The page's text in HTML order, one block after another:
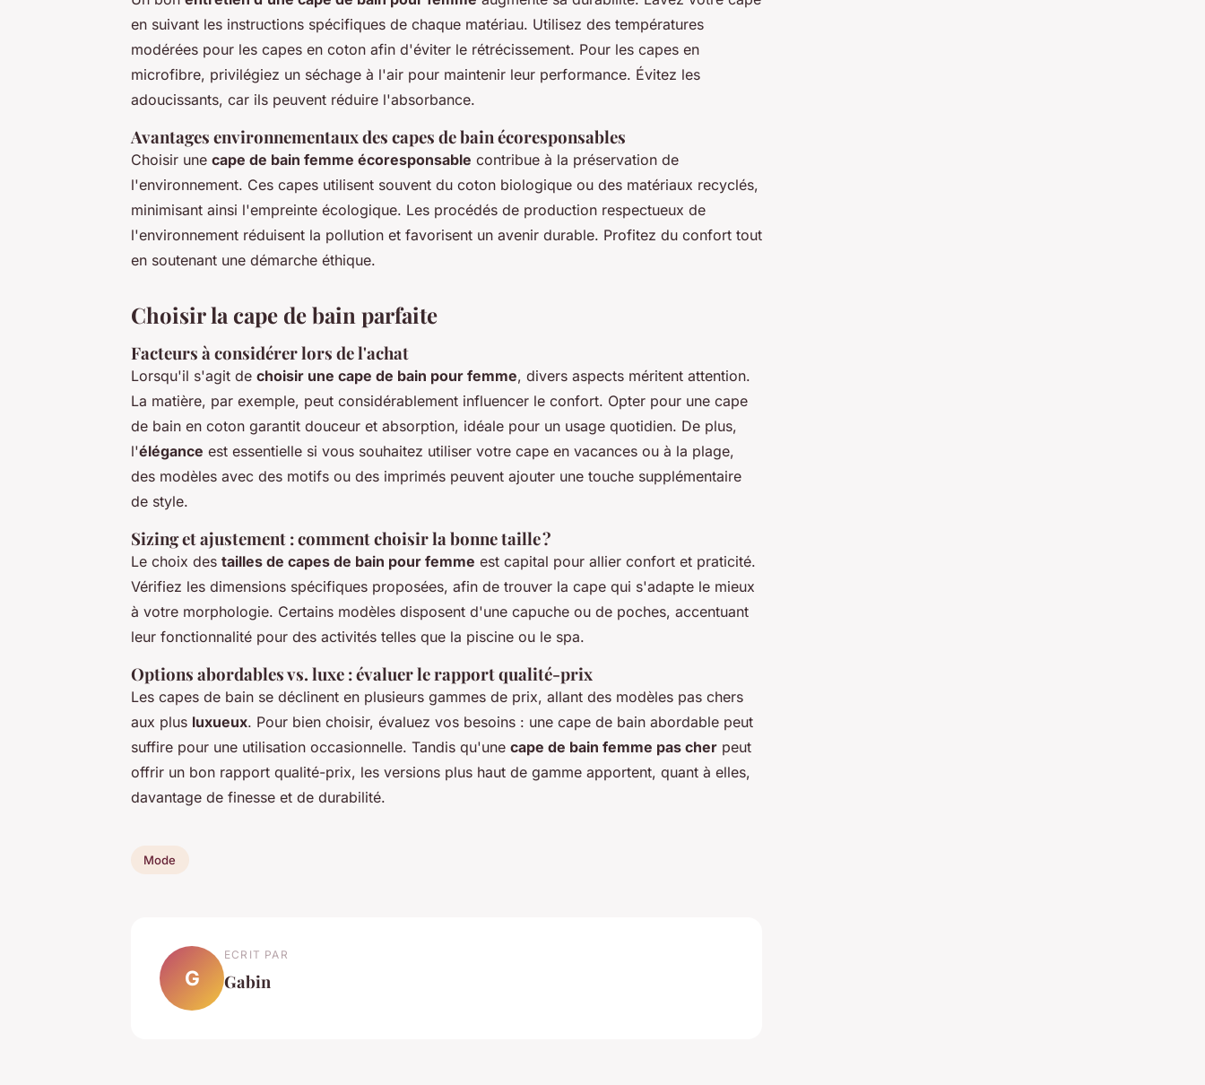
en suivant les instructions spécifiques de chaque matériau. Utilisez des températures
modérées pour les capes en coton afin d'éviter le rétrécissement. Pour les capes en
microfibre, privilégiez un séchage à l'air pour maintenir leur performance. Évitez les
adoucissants, car ils peuvent réduire l'absorbance.
Avantages environnementaux des capes de bain écoresponsables
Choisir une cape de bain femme écoresponsable contribue à la préservation de
l'environnement. Ces capes utilisent souvent du coton biologique ou des matériaux recyclés,
minimisant ainsi l'empreinte écologique. Les procédés de production respectueux de
l'environnement réduisent la pollution et favorisent un avenir durable. Profitez du confort tout
en soutenant une démarche éthique.
Choisir la cape de bain parfaite
Facteurs à considérer lors de l'achat
Lorsqu'il s'agit de choisir une cape de bain pour femme, divers aspects méritent attention.
La matière, par exemple, peut considérablement influencer le confort. Opter pour une cape
de bain en coton garantit douceur et absorption, idéale pour un usage quotidien. De plus,
l'élégance est essentielle si vous souhaitez utiliser votre cape en vacances ou à la plage,
des modèles avec des motifs ou des imprimés peuvent ajouter une touche supplémentaire
de style.
Sizing et ajustement : comment choisir la bonne taille ?
Le choix des tailles de capes de bain pour femme est capital pour allier confort et praticité.
Vérifiez les dimensions spécifiques proposées, afin de trouver la cape qui s'adapte le mieux
à votre morphologie. Certains modèles disposent d'une capuche ou de poches, accentuant
leur fonctionnalité pour des activités telles que la piscine ou le spa.
Options abordables vs. luxe : évaluer le rapport qualité-prix
Les capes de bain se déclinent en plusieurs gammes de prix, allant des modèles pas chers
aux plus luxueux. Pour bien choisir, évaluez vos besoins : une cape de bain abordable peut
suffire pour une utilisation occasionnelle. Tandis qu'une cape de bain femme pas cher peut
offrir un bon rapport qualité-prix, les versions plus haut de gamme apportent, quant à elles,
davantage de finesse et de durabilité.
Mode
G
ECRIT PAR
Gabin